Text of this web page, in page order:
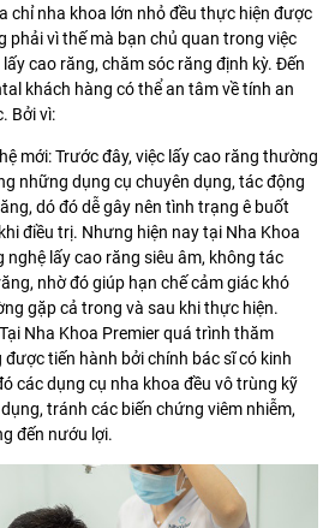
chỉ nha khoa lớn nhỏ đều thực hiện được
phải vì thế mà bạn chủ quan trong việc
cao răng, chăm sóc răng định kỳ. Đến
khách hàng có thể an tâm về tính an
Bởi vì:
mới: Trước đây, việc lấy cao răng thường
những dụng cụ chuyên dụng, tác động
dó đó dễ gây nên tình trạng ê buốt
điều trị. Nhưng hiện nay tại Nha Khoa
nghệ lấy cao răng siêu âm, không tác
nhờ đó giúp hạn chế cảm giác khó
gặp cả trong và sau khi thực hiện.
Nha Khoa Premier quá trình thăm
được tiến hành bởi chính bác sĩ có kinh
các dụng cụ nha khoa đều vô trùng kỹ
tránh các biến chứng viêm nhiễm,
đến nướu lợi.